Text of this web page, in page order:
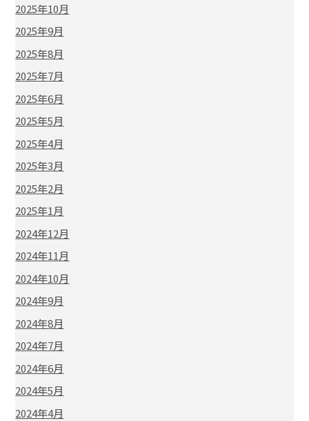
2025年10月
2025年9月
2025年8月
2025年7月
2025年6月
2025年5月
2025年4月
2025年3月
2025年2月
2025年1月
2024年12月
2024年11月
2024年10月
2024年9月
2024年8月
2024年7月
2024年6月
2024年5月
2024年4月